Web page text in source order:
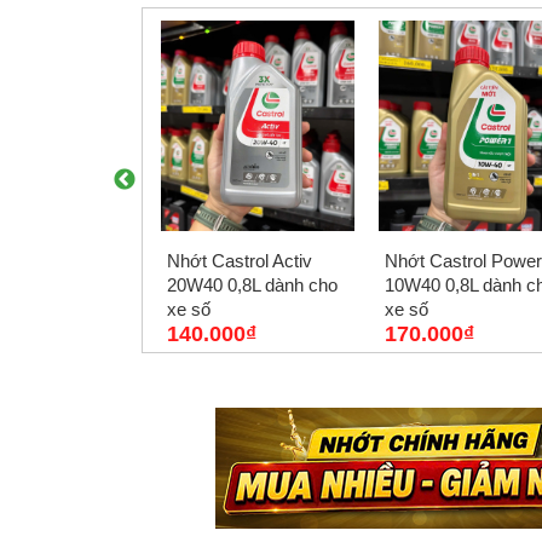
Nhớt Castrol Activ
20W40 0,8L dành cho
xe số
140.000₫
Nhớt Castrol
10W40 0,8L dành
xe số
170.000₫